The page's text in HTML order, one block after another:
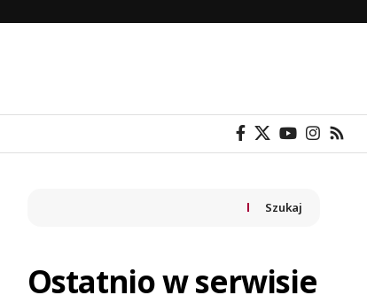
Szukaj
Ostatnio w serwisie